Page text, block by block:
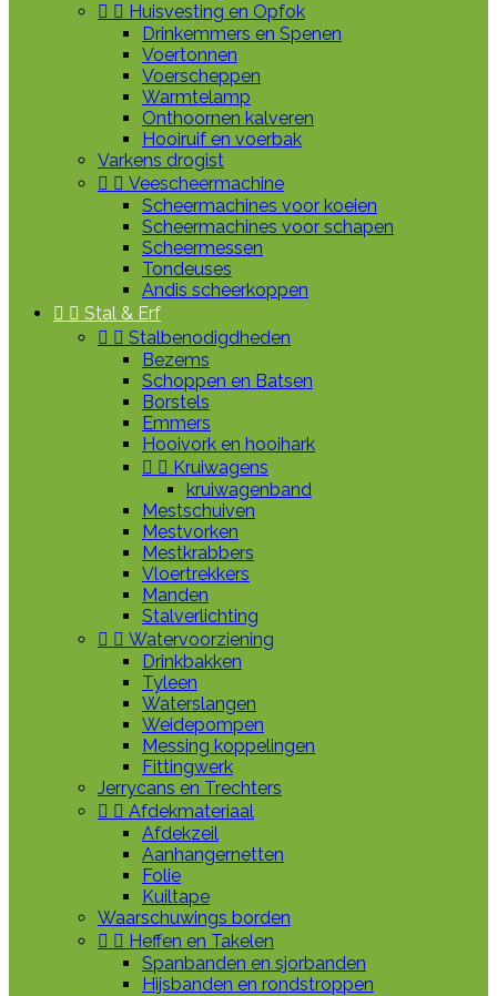
  Huisvesting en Opfok
Drinkemmers en Spenen
Voertonnen
Voerscheppen
Warmtelamp
Onthoornen kalveren
Hooiruif en voerbak
Varkens drogist
  Veescheermachine
Scheermachines voor koeien
Scheermachines voor schapen
Scheermessen
Tondeuses
Andis scheerkoppen
  Stal & Erf
  Stalbenodigdheden
Bezems
Schoppen en Batsen
Borstels
Emmers
Hooivork en hooihark
  Kruiwagens
kruiwagenband
Mestschuiven
Mestvorken
Mestkrabbers
Vloertrekkers
Manden
Stalverlichting
  Watervoorziening
Drinkbakken
Tyleen
Waterslangen
Weidepompen
Messing koppelingen
Fittingwerk
Jerrycans en Trechters
  Afdekmateriaal
Afdekzeil
Aanhangernetten
Folie
Kuiltape
Waarschuwings borden
  Heffen en Takelen
Spanbanden en sjorbanden
Hijsbanden en rondstroppen